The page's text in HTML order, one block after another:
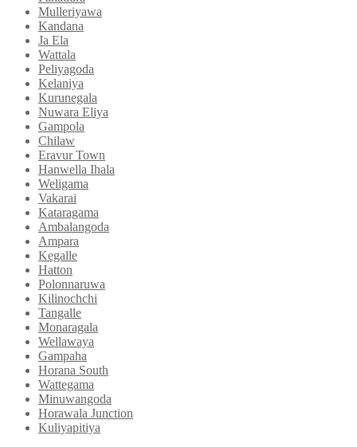
Mulleriyawa
Kandana
Ja Ela
Wattala
Peliyagoda
Kelaniya
Kurunegala
Nuwara Eliya
Gampola
Chilaw
Eravur Town
Hanwella Ihala
Weligama
Vakarai
Kataragama
Ambalangoda
Ampara
Kegalle
Hatton
Polonnaruwa
Kilinochchi
Tangalle
Monaragala
Wellawaya
Gampaha
Horana South
Wattegama
Minuwangoda
Horawala Junction
Kuliyapitiya